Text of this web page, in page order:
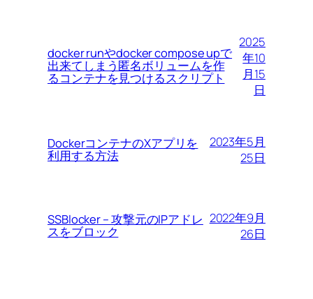
docker runやdocker compose upで
出来てしまう匿名ボリュームを作
るコンテナを見つけるスクリプト
2025
年10
月15
日
DockerコンテナのXアプリを
利用する方法
2023年5月
25日
SSBlocker – 攻撃元のIPアドレ
スをブロック
2022年9月
26日